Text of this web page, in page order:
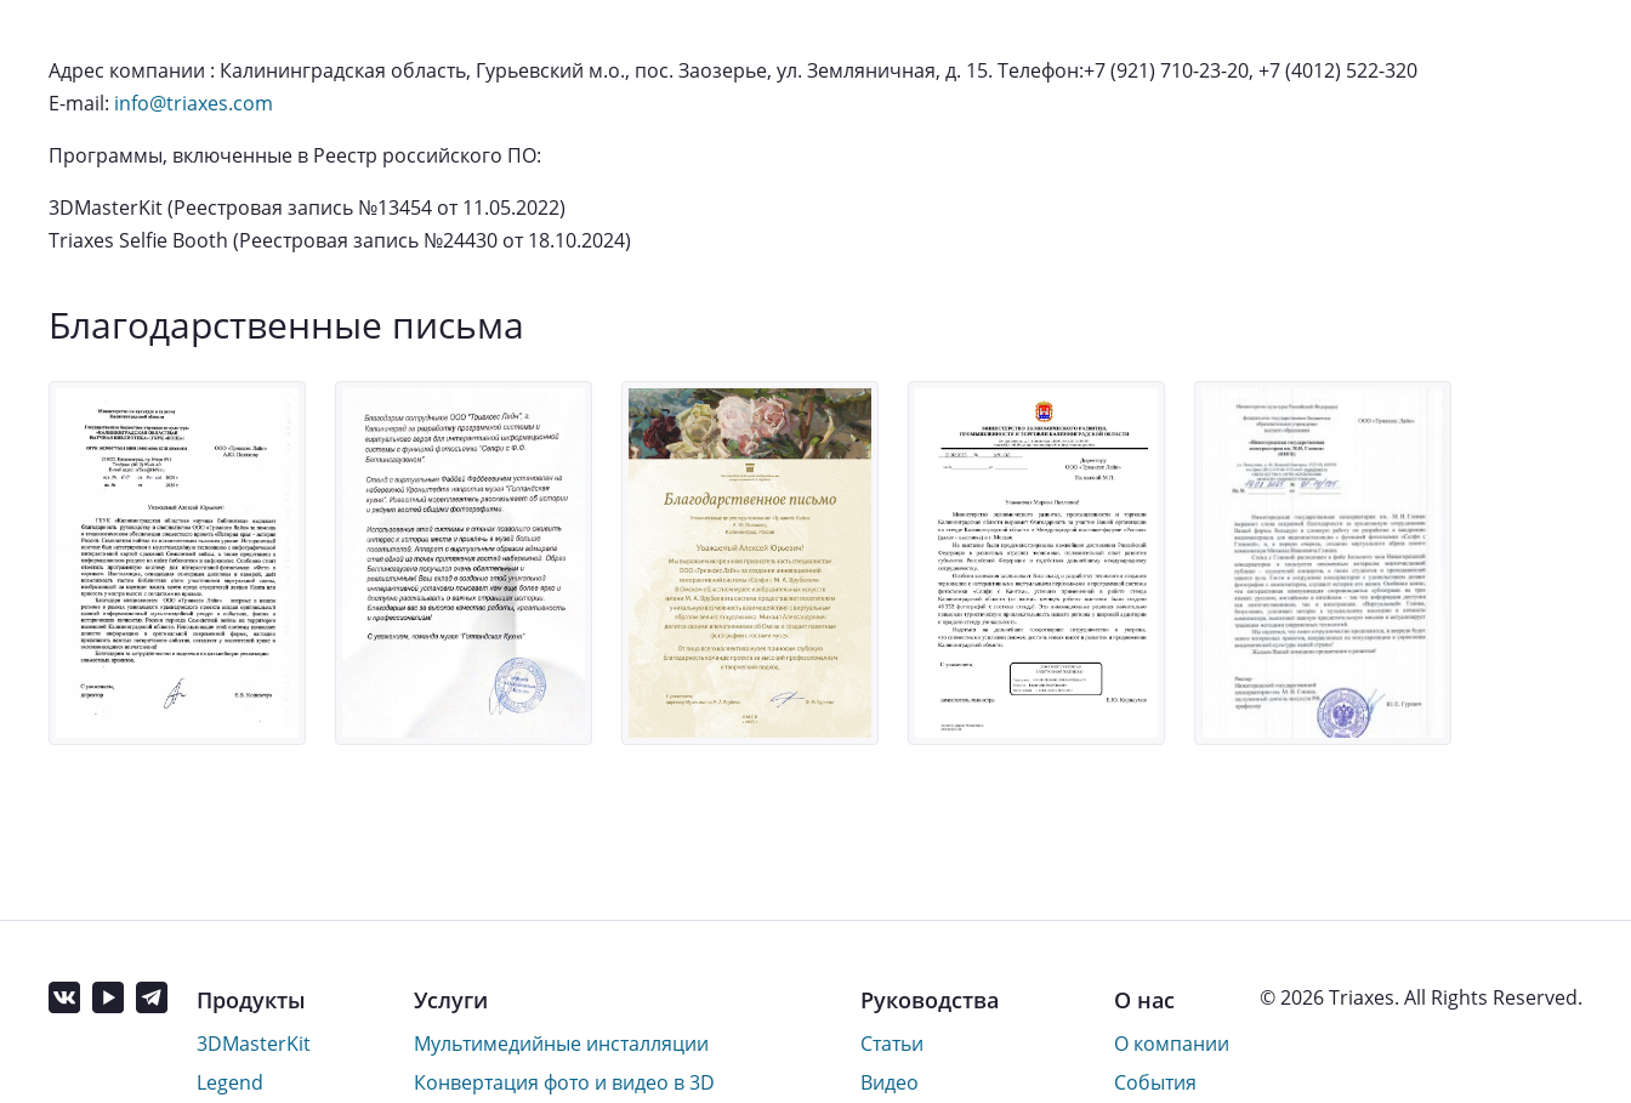
Адрес компании : Калининградская область, Гурьевский м.о., пос. Заозерье, ул. Земляничная, д. 15. Телефон:+7 (921) 710-23-20, +7 (4012) 522-320
E-mail: info@triaxes.com
Программы, включенные в Реестр российского ПО:
3DMasterKit (Реестровая запись №13454 от 11.05.2022)
Triaxes Selfie Booth (Реестровая запись №24430 от 18.10.2024)
Благодарственные письма
Продукты
3DMasterKit
Legend
Услуги
Мультимедийные инсталляции
Конвертация фото и видео в 3D
Руководства
Статьи
Видео
О нас
О компании
События
© 2026 Triaxes. All Rights Reserved.